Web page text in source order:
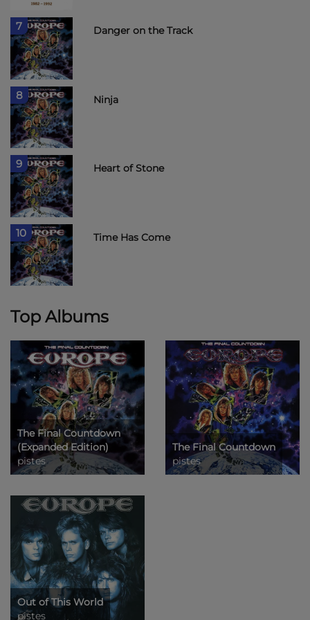
7 Danger on the Track
8 Ninja
9 Heart of Stone
10 Time Has Come
Top Albums
The Final Countdown
(Expanded Edition)
pistes
The Final Countdown
pistes
Out of This World
pistes